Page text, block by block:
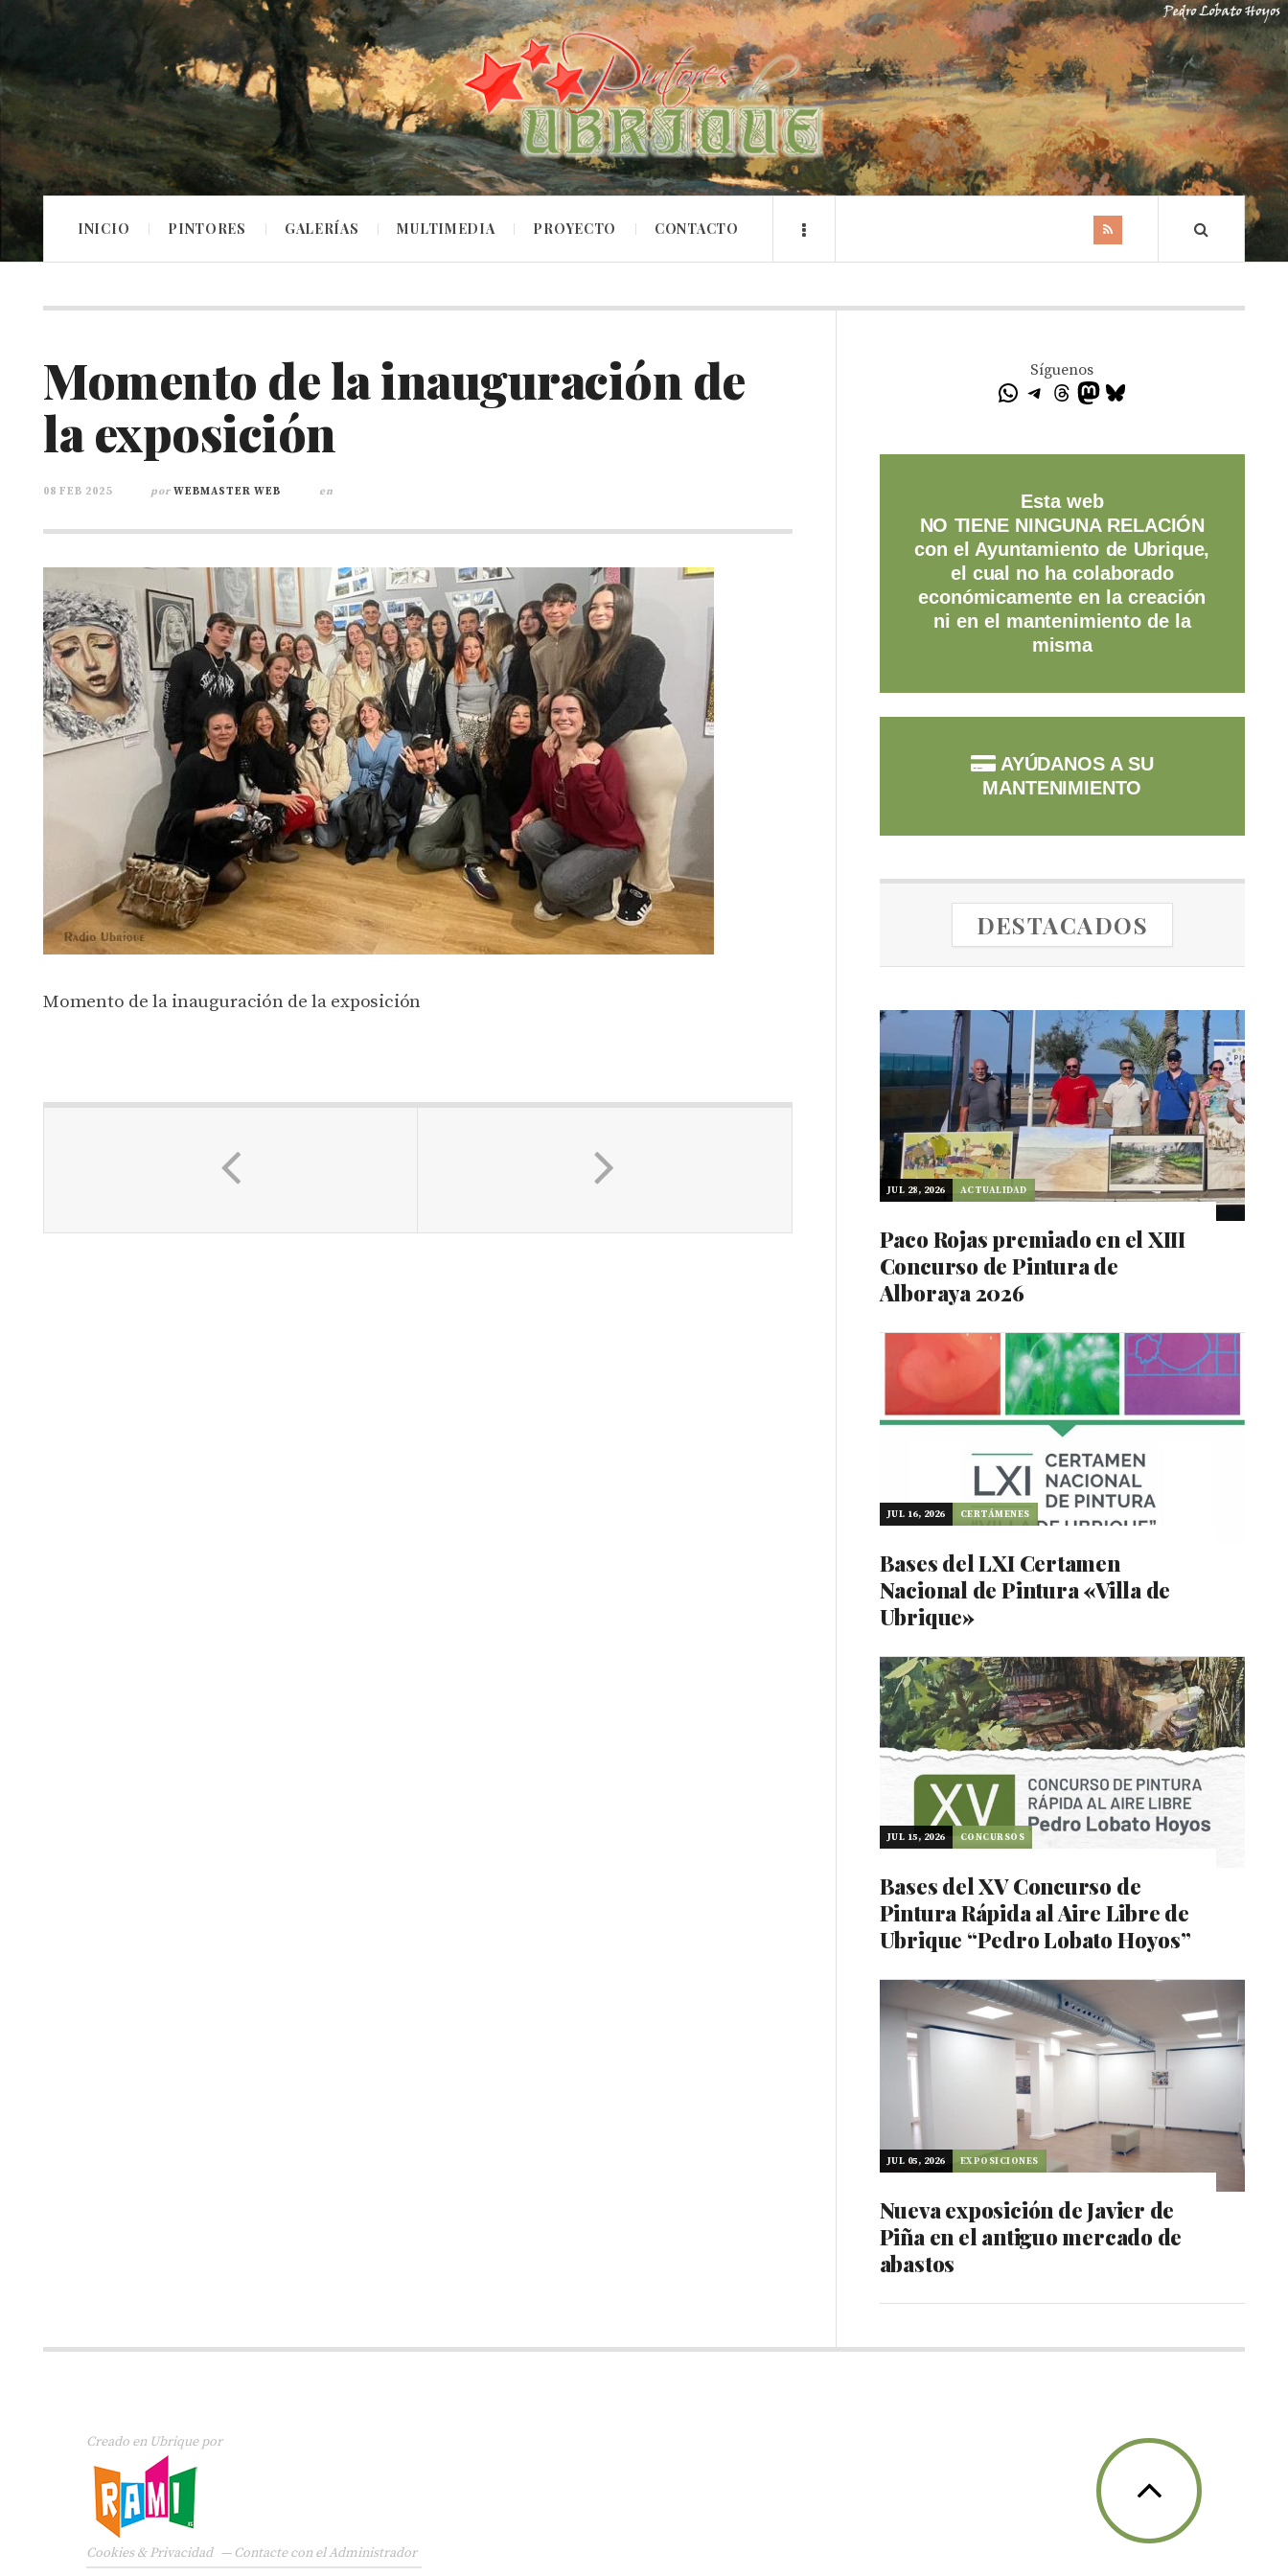
INICIO PINTORES GALERÍAS MULTIMEDIA PROYECTO CONTACTO
Momento de la inauguración de
la exposición
08 FEB 2025 por WEBMASTER WEB en
Momento de la inauguración de la exposición
Síguenos
Esta web
NO TIENE NINGUNA RELACIÓN
con el Ayuntamiento de Ubrique,
el cual no ha colaborado
económicamente en la creación
ni en el mantenimiento de la
misma
AYÚDANOS A SU
MANTENIMIENTO
DESTACADOS
JUL 28, 2026 ACTUALIDAD
Paco Rojas premiado en el XIII
Concurso de Pintura de
Alboraya 2026
JUL 16, 2026 CERTÁMENES
Bases del LXI Certamen
Nacional de Pintura «Villa de
Ubrique»
JUL 15, 2026 CONCURSOS
Bases del XV Concurso de
Pintura Rápida al Aire Libre de
Ubrique “Pedro Lobato Hoyos”
JUL 05, 2026 EXPOSICIONES
Nueva exposición de Javier de
Piña en el antiguo mercado de
abastos
Creado en Ubrique por
Cookies & Privacidad — Contacte con el Administrador